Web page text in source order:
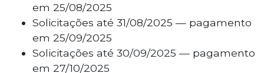
em 25/08/2025
Solicitações até 31/08/2025 — pagamento
em 25/09/2025
Solicitações até 30/09/2025 — pagamento
em 27/10/2025